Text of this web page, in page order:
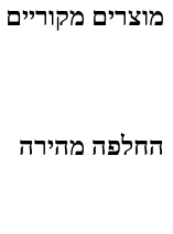
מוצרים מקוריים
החלפה מהירה